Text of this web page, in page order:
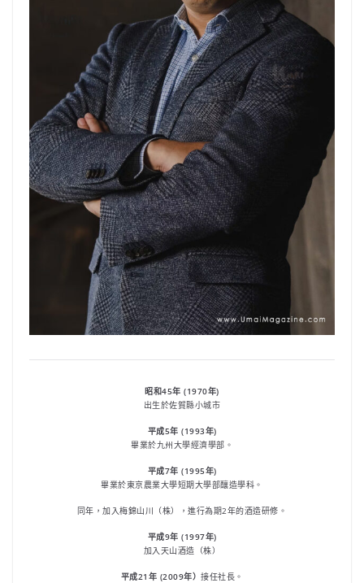
昭和45年 (1970年)
出生於佐賀縣小城市
平成5年 (1993年)
畢業於九州大學經濟學部。
平成7年 (1995年)
畢業於東京農業大學短期大學部釀造學科。
同年，加入梅錦山川（株），進行為期2年的酒造研修。
平成9年 (1997年)
加入天山酒造（株）
平成21年 (2009年） 接任社長。